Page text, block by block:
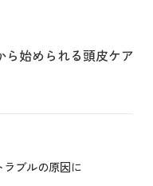
始められる頭皮ケア
ブルの原因に